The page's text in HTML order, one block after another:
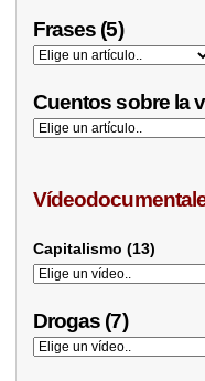
Frases (5)
Cuentos sobre la
Capitalismo (13)
Drogas (7)